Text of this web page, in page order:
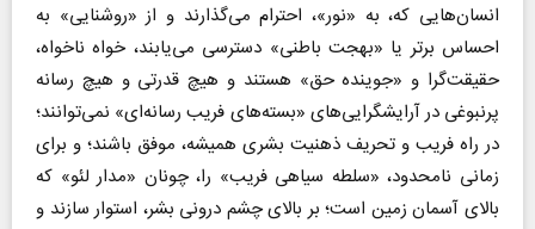
انسان‌هایی که، به «نور»، احترام می‌گذارند و از «روشنایی» به
احساس برتر یا «بهجت باطنی» دسترسی می‌یابند، خواه ناخواه،
حقیقت‌گرا و «جوینده حق» هستند و هیچ قدرتی و هیچ رسانه
پرنبوغی در آرایشگرایی‌های «بسته‌های فریب رسانه‌‌ای» نمی‌توانند؛
در راه فریب و تحریف ذهنیت بشری همیشه، موفق باشند؛ و برای
زمانی نامحدود، «سلطه سیاهی فریب» را، چونان «مدار لئو» که
بالای آسمان زمین است؛ بر بالای چشم درونی بشر، استوار سازند و